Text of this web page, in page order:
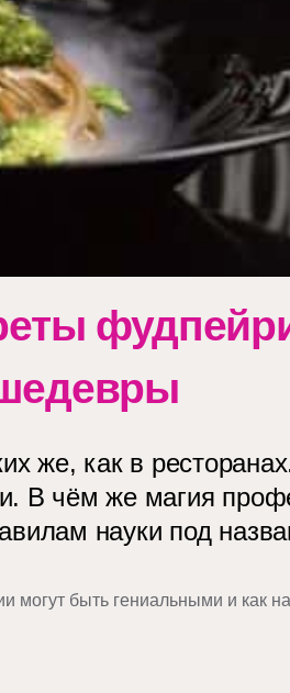
же, как в
В чём же магия
науки под
быть гениальными и как